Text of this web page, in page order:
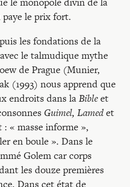
paye le prix fort.
les fondations de la
le talmudique mythe
de Prague (Munier,
(1993) nous apprend que
endroits dans laBibleet
Guimel, Lamedet
: « masse informe »,
en boule ». Dans le
Golem car corps
les douze premières
Dans cet état de